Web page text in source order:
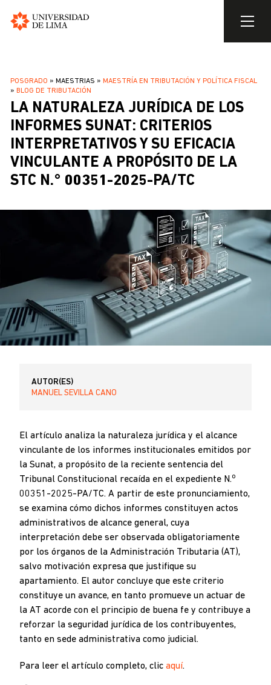
contenido
SOBRESCRIBIR
ENLACES
DE
AYUDA
A
LA
NAVEGACIÓN
POSGRADO MAESTRIAS
MAESTRÍA EN TRIBUTACIÓN Y POLÍTICA FISCAL
BLOG DE TRIBUTACIÓN
LA NATURALEZA JURÍDICA DE LOS
INFORMES SUNAT: CRITERIOS
INTERPRETATIVOS Y SU EFICACIA
VINCULANTE A PROPÓSITO DE LA
STC N.° 00351-2025-PA/TC
AUTOR(ES)
MANUEL SEVILLA CANO
El artículo analiza la naturaleza jurídica y el alcance
vinculante de los informes institucionales emitidos por
la Sunat, a propósito de la reciente sentencia del
Tribunal Constitucional recaída en el expediente N.o
00351-2025-PA/TC. A partir de este pronunciamiento,
se examina cómo dichos informes constituyen actos
administrativos de alcance general, cuya
interpretación debe ser observada obligatoriamente
por los órganos de la Administración Tributaria (AT),
salvo motivación expresa que justifique su
apartamiento. El autor concluye que este criterio
constituye un avance, en tanto promueve un actuar de
la AT acorde con el principio de buena fe y contribuye a
reforzar la seguridad jurídica de los contribuyentes,
tanto en sede administrativa como judicial.
Para leer el artículo completo, clic aquí.